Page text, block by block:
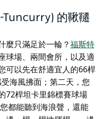
的鞦韆
麼只滿足於一輪？福斯特
球場、兩間會所，以及適
可以先在舒適宜人的66桿
海風拂面；第二天，您
72桿坦卡里錦標賽球場
都能聽到海浪聲，還能